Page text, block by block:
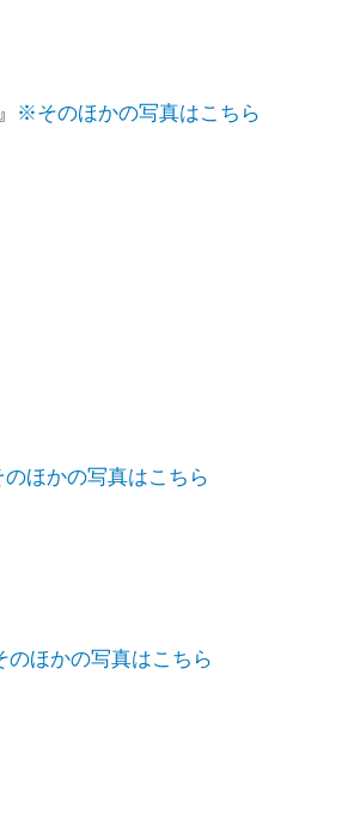
※そのほかの写真はこちら
ほかの写真はこちら
ほかの写真はこちら